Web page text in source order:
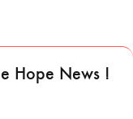
Hope News !